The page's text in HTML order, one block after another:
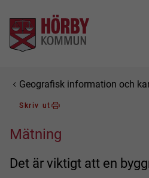
Gå till innehåll
Gå till huvudmeny
Gå till sidomeny
Du är här:
Geografisk information och
Skriv ut
Mätning
Det är viktigt att en